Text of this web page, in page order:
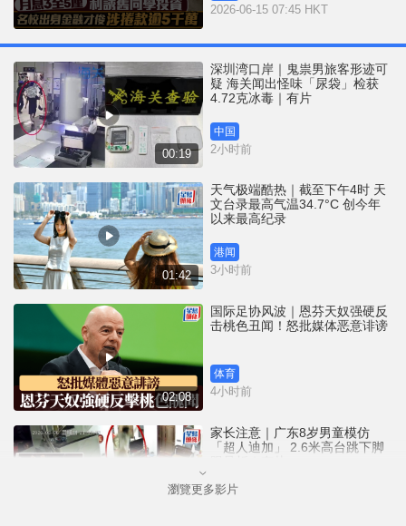
2026-06-15 07:45 HKT
00:19
深圳湾口岸｜鬼祟男旅客形迹可
疑 海关闻出怪味「尿袋」检获
4.72克冰毒｜有片
中国
2小时前
01:42
天气极端酷热｜截至下午4时 天
文台录最高气温34.7°C 创今年
以来最高纪录
港闻
3小时前
02:08
国际足协风波｜恩芬天奴强硬反
击桃色丑闻！怒批媒体恶意诽谤
体育
4小时前
家长注意｜广东8岁男童模仿
「超人迪加」 2.6米高台跳下脚
中国
瀏覽更多影片